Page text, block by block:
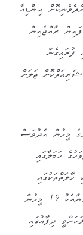
އިންޑިއާ
ރާއްޖެއިން
ފުރައިގެން
ޖަލަށް
މީހުން އެދުވަސް
ހަމަލާގައި
އާއްމުންނަށް ހަމަލާދެވި ބައެއް އާއްމުންނާއި ސިފައިންނާއެކު 19 މީހުން
ދިފާއުގައި